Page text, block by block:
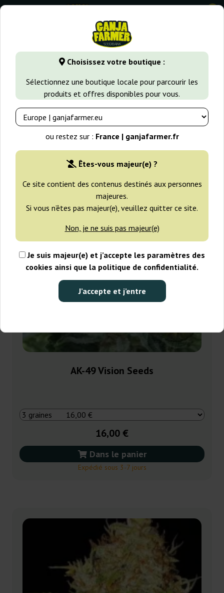
Choisissez votre boutique :
Sélectionnez une boutique locale pour parcourir les
produits et offres disponibles pour vous.
ou restez sur : France | ganjafarmer.fr
Êtes-vous majeur(e) ?
Ce site contient des contenus destinés aux personnes
majeures.
Si vous n’êtes pas majeur(e), veuillez quitter ce site.
Non, je ne suis pas majeur(e)
Je suis majeur(e) et j’accepte les paramètres des
cookies ainsi que la politique de confidentialité.
J’accepte et j’entre
0
GanjaFarmer.fr Banques de Graines de Cannabis Vision
Vision Seeds Graines
Filtres Tri
AK-49 Vision Seeds
16,00 €
Dans le panier
Expédié sous 3-7 jours